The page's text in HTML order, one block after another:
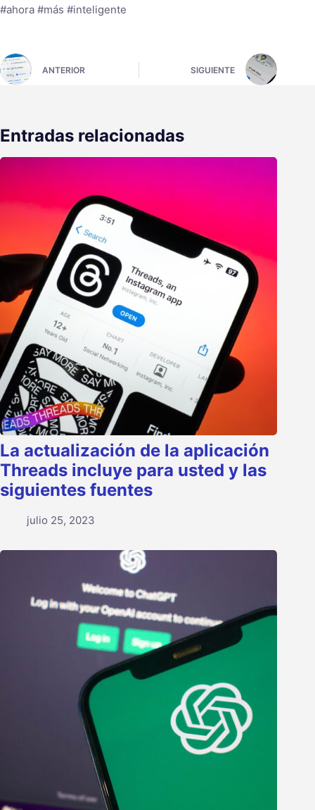
#ahora #más #inteligente
ANTERIOR SIGUIENTE
Entradas relacionadas
La actualización de la aplicación
Threads incluye para usted y las
siguientes fuentes
julio 25, 2023